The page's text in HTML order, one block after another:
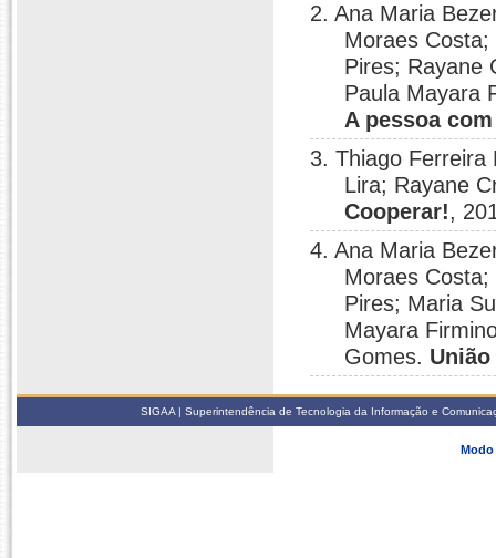
2. Ana Maria
Moraes
Pires; Rayane
Paula Mayara
A pessoa
3. Thiago Ferreira
Lira; Rayane
Cooperar!,
4. Ana Maria
Moraes
Pires; Maria
Mayara
Gomes.
SIGAA | Superintendência de Tecnologia da Informação e
Modo